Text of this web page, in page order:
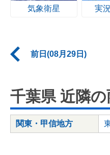
気象衛星 実
前日(08月29日)
千葉県 近隣
関東・甲信地方